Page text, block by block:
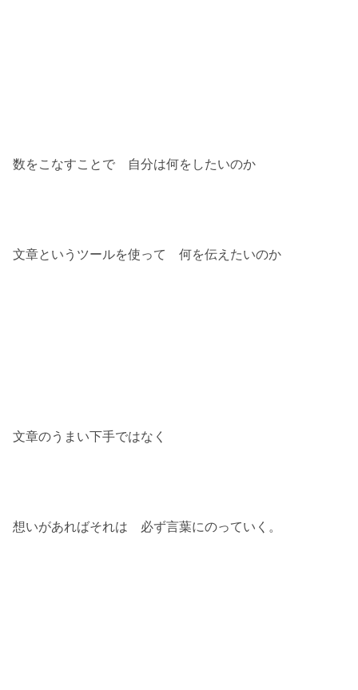
数をこなすことで 自分は何をしたいのか
文章というツールを使って 何を伝えたいのか
文章のうまい下手ではなく
想いがあればそれは 必ず言葉にのっていく。